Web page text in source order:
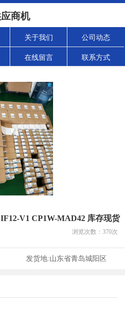
商机
关于我们 公司动态
在线留言 联系方式
V1 CP1W-MAD42 库存现货
浏览次数： 370次
发货地:山东省青岛城阳区